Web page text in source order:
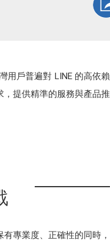
用戶普遍對 LINE 的高依賴
提供精準的服務與產品推
專業度、正確性的同時，